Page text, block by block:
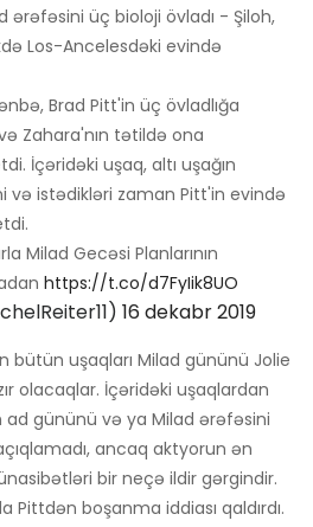
ərəfəsini üç bioloji övladı - Şiloh,
Los-Ancelesdəki evində
Brad Pitt'in üç övladlığa
Zahara'nın tətildə ona
İçəridəki uşaq, altı uşağın
və istədikləri zaman Pitt'in evində
Milad Gecəsi Planlarının
https://t.co/d7FyIik8UO
16 dekabr 2019
bütün uşaqları Milad gününü Jolie
olacaqlar. İçəridəki uşaqlardan
gününü və ya Milad ərəfəsini
ancaq aktyorun ən
bir neçə ildir gərgindir.
Pittdən boşanma iddiası qaldırdı.